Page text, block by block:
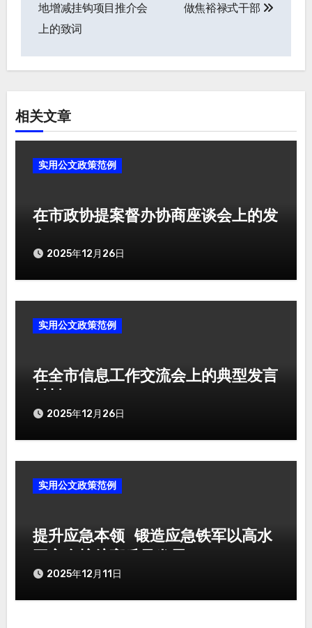
章
导
航
地增减挂钩项目推介会
上的致词
做焦裕禄式干部
相关文章
实用公文政策范例
在市政协提案督办协商座谈会上的发
2025年12月26日
实用公文政策范例
在全市信息工作交流会上的典型发言
2025年12月26日
实用公文政策范例
提升应急本领 锻造应急铁军以高水
2025年12月11日